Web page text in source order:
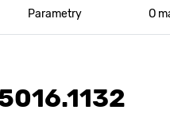
Parametry O